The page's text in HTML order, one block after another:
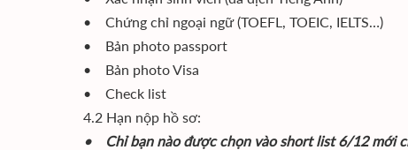
• Chứng chỉ ngoại ngữ (TOEFL, TOEIC, IELTS…)
• Bản photo passport
• Bản photo Visa
• Check list
4.2 Hạn nộp hồ sơ:
• Chỉ bạn nào được chọn vào short list 6/12 mới